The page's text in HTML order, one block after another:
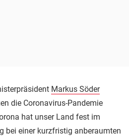
Markus Söder
die Coronavirus-Pandemie
hat unser Land fest im
bei einer kurzfristig anberaumten